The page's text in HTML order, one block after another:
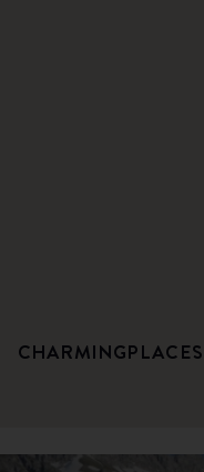
CHARMINGPLACES